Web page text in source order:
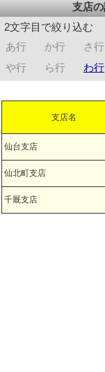
支店
2文字目で絞り込む
あ行 か行 さ行
や行
ら行 わ行
支店名
仙台支店
仙北町支店
千厩支店